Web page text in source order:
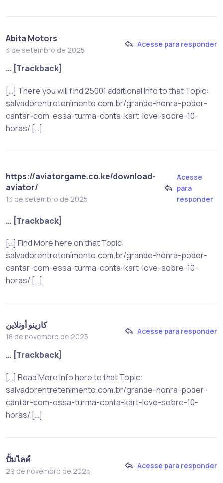
Abita Motors
3 de setembro de 2025
Acesse para responder
… [Trackback]
[…] There you will find 25001 additional Info to that Topic:
salvadorentretenimento.com.br/grande-honra-poder-
cantar-com-essa-turma-conta-kart-love-sobre-10-
horas/ […]
https://aviatorgame.co.ke/download-
aviator/
13 de setembro de 2025
Acesse
para
responder
… [Trackback]
[…] Find More here on that Topic:
salvadorentretenimento.com.br/grande-honra-poder-
cantar-com-essa-turma-conta-kart-love-sobre-10-
horas/ […]
كازينو أونلاين
18 de novembro de 2025
Acesse para responder
… [Trackback]
[…] Read More Info here to that Topic:
salvadorentretenimento.com.br/grande-honra-poder-
cantar-com-essa-turma-conta-kart-love-sobre-10-
horas/ […]
ปั้มไลค์
29 de novembro de 2025
Acesse para responder